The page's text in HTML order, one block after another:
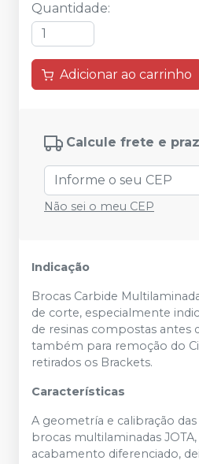
Quantidade:
Adicionar ao carrinho
Calcule frete e
Não sei o meu CEP
Indicação
Brocas Carbide
de corte, especialmente
de resinas compostas antes
também para remoção do
retirados os Brackets.
Características
A geometría e calibração
brocas multilaminadas
acabamento diferenciado,